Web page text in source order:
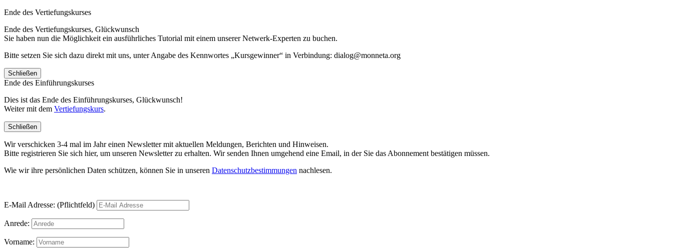
Ende des Vertiefungskurses
Ende des Vertiefungskurses, Glückwunsch
Sie haben nun die Möglichkeit ein ausführliches Tutorial mit einem unserer Netwerk-Experten zu buchen.
Bitte setzen Sie sich dazu direkt mit uns, unter Angabe des Kennwortes „Kursgewinner“ in Verbindung: dialog@monneta.org
Schließen
Ende des Einführungskurses
Dies ist das Ende des Einführungskurses, Glückwunsch!
Weiter mit dem Vertiefungskurs.
Schließen
Wir verschicken 3-4 mal im Jahr einen Newsletter mit aktuellen Meldungen, Berichten und Hinweisen.
Bitte registrieren Sie sich hier, um unseren Newsletter zu erhalten. Wir senden Ihnen umgehend eine Email, in der Sie das Abonnement bestätigen müssen.
Wie wir ihre persönlichen Daten schützen, können Sie in unseren Datenschutzbestimmungen nachlesen.
E-Mail Adresse: (Pflichtfeld)
Anrede:
Vorname: